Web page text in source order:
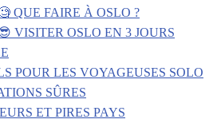
QUE FAIRE À OSLO ?
VISITER OSLO EN 3 JOURS
POUR LES VOYAGEUSES SOLO
SÛRES
ET PIRES PAYS